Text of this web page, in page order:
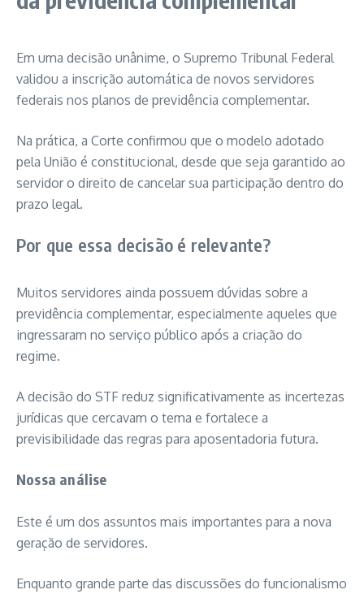
Em uma decisão unânime, o Supremo Tribunal Federal
validou a inscrição automática de novos servidores
federais nos planos de previdência complementar.
Na prática, a Corte confirmou que o modelo adotado
pela União é constitucional, desde que seja garantido ao
servidor o direito de cancelar sua participação dentro do
prazo legal.
Por que essa decisão é relevante?
Muitos servidores ainda possuem dúvidas sobre a
previdência complementar, especialmente aqueles que
ingressaram no serviço público após a criação do
regime.
A decisão do STF reduz significativamente as incertezas
jurídicas que cercavam o tema e fortalece a
previsibilidade das regras para aposentadoria futura.
Nossa análise
Este é um dos assuntos mais importantes para a nova
geração de servidores.
Enquanto grande parte das discussões do funcionalismo